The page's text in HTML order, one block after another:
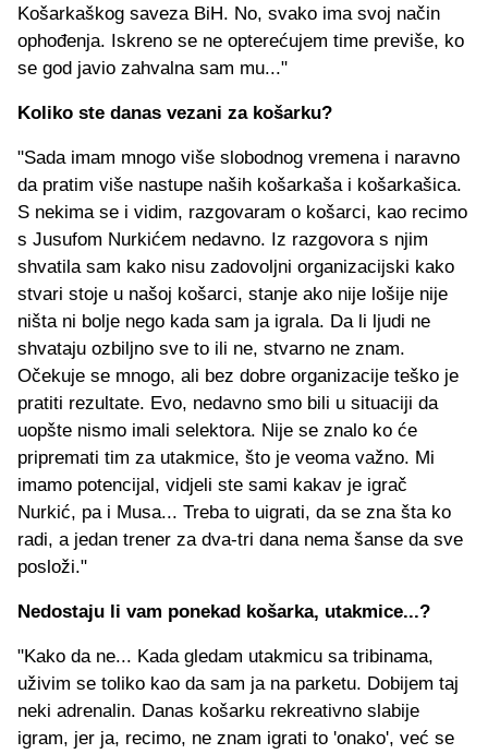
Košarkaškog saveza BiH. No, svako ima svoj način
ophođenja. Iskreno se ne opterećujem time previše, ko
se god javio zahvalna sam mu..."
Koliko ste danas vezani za košarku?
"Sada imam mnogo više slobodnog vremena i naravno
da pratim više nastupe naših košarkaša i košarkašica.
S nekima se i vidim, razgovaram o košarci, kao recimo
s Jusufom Nurkićem nedavno. Iz razgovora s njim
shvatila sam kako nisu zadovoljni organizacijski kako
stvari stoje u našoj košarci, stanje ako nije lošije nije
ništa ni bolje nego kada sam ja igrala. Da li ljudi ne
shvataju ozbiljno sve to ili ne, stvarno ne znam.
Očekuje se mnogo, ali bez dobre organizacije teško je
pratiti rezultate. Evo, nedavno smo bili u situaciji da
uopšte nismo imali selektora. Nije se znalo ko će
pripremati tim za utakmice, što je veoma važno. Mi
imamo potencijal, vidjeli ste sami kakav je igrač
Nurkić, pa i Musa... Treba to uigrati, da se zna šta ko
radi, a jedan trener za dva-tri dana nema šanse da sve
posloži."
Nedostaju li vam ponekad košarka, utakmice...?
"Kako da ne... Kada gledam utakmicu sa tribinama,
uživim se toliko kao da sam ja na parketu. Dobijem taj
neki adrenalin. Danas košarku rekreativno slabije
igram, jer ja, recimo, ne znam igrati to 'onako', već se